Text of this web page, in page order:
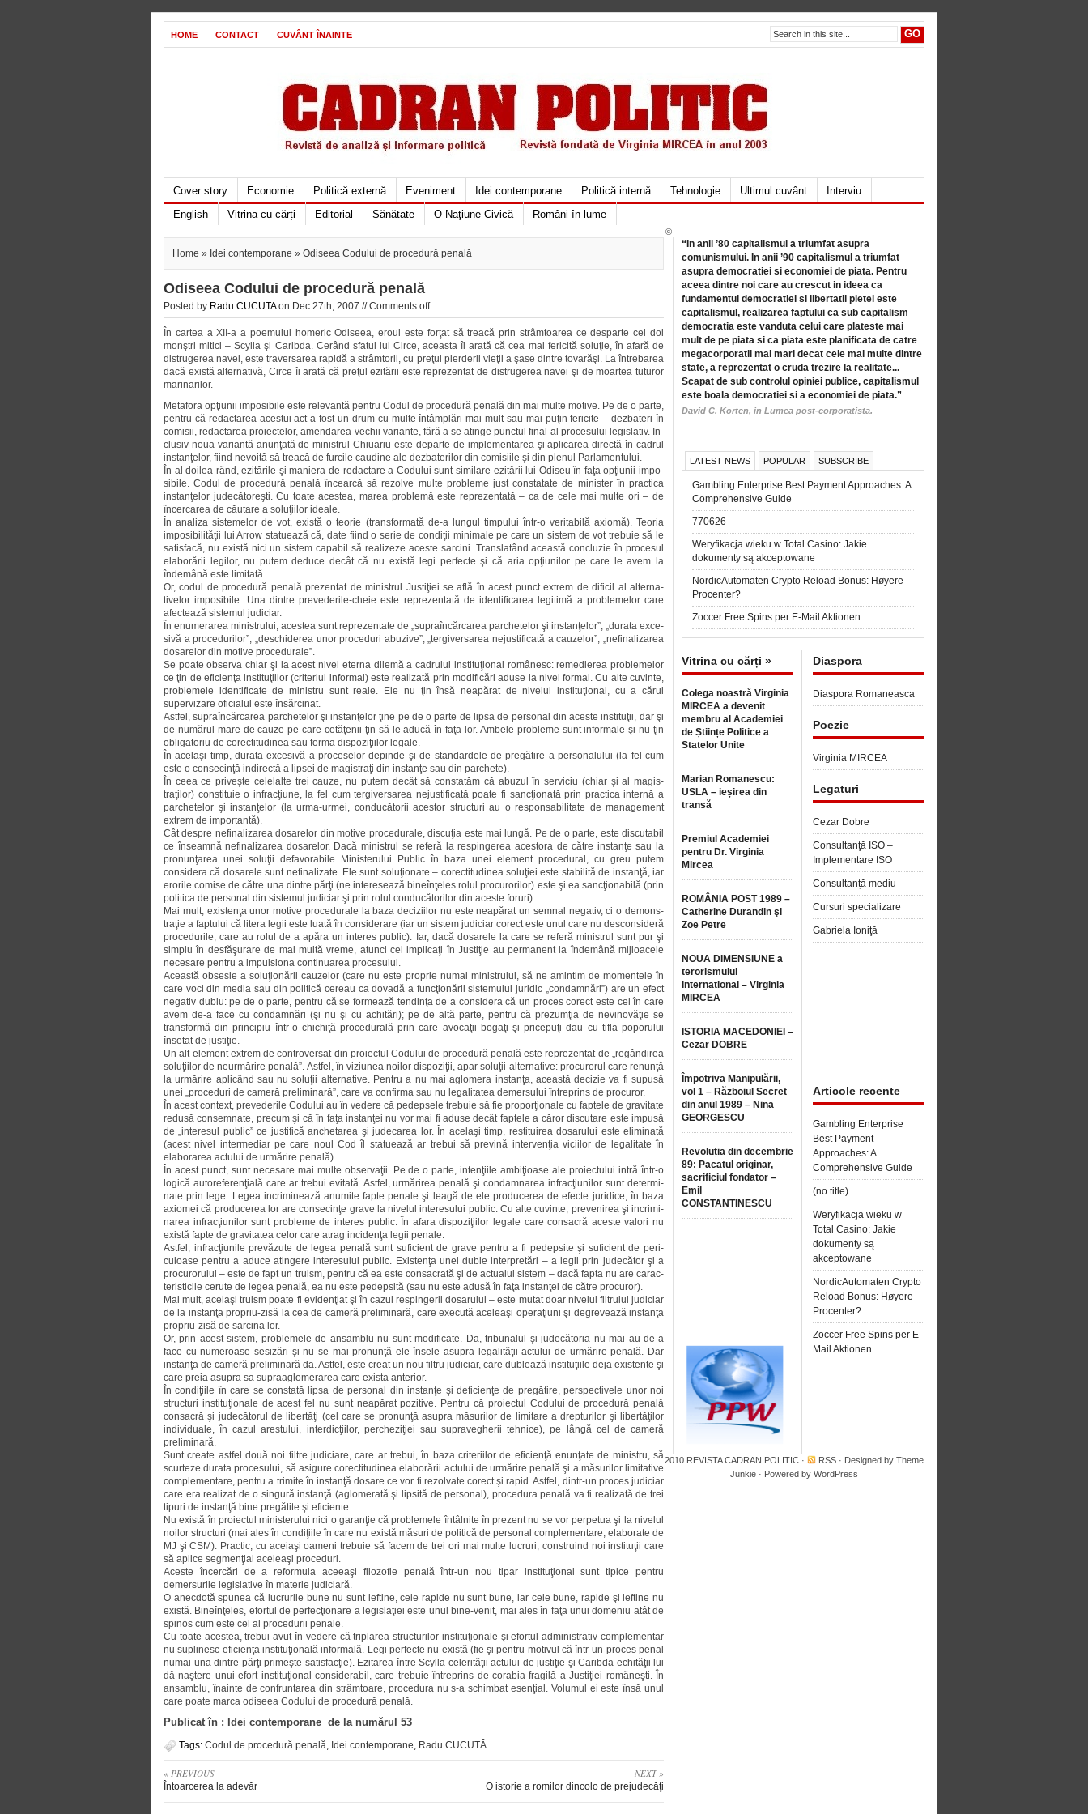
HOME CONTACT CUVÂNT ÎNAINTE
Cover story Economie Politică externă Eveniment Idei contemporane Politică internă Tehnologie Ultimul cuvânt
Interviu
English
Vitrina cu cărți Editorial Sănătate O Naţiune Civică Români în lume
Home » Idei contemporane » Odiseea Codului de procedură penală
Odiseea Codului de procedură penală
Posted by Radu CUCUTAon Dec 27th, 2007 //Comments off
În cartea a XII-a a poemului homeric Odiseea, eroul este forţat să treacă prin strâmtoarea ce desparte cei doi
monştri mitici – Scylla şi Caribda. Cerând sfatul lui Circe, aceasta îi arată că cea mai fericită soluţie, în afară de
distrugerea navei, este traversarea rapidă a strâmtorii, cu preţul pierderii vieţii a şase dintre tovarăşi. La întrebarea
dacă există alternativă, Circe îi arată că preţul ezitării este reprezentat de distrugerea navei şi de moartea tuturor
marinarilor.
Metafora opţiunii imposibile este relevantă pentru Co­dul de procedură penală din mai multe motive. Pe de o parte,
pen­tru că redactarea acestui act a fost un drum cu multe întâmplări mai mult sau mai puţin fericite – dezbateri în
co­misii, redactarea proiectelor, amen­da­rea vechii variante, fără a se atinge punc­tul final al procesului legislativ. In­
clu­siv noua variantă anunţată de mi­nis­trul Chiuariu este departe de imple­mentarea şi aplicarea directă în cadrul
instanţelor, fiind nevoită să treacă de furcile caudine ale dezbaterilor din comisiile şi din plenul Parlamentului.
În al doilea rând, ezitările şi ma­nie­ra de redactare a Codului sunt similare ezitării lui Odiseu în faţa opţiunii impo­
sibile. Codul de procedură penală încearcă să rezolve multe probleme just constatate de minister în practica
instanţelor judecătoreşti. Cu toate aces­tea, marea problemă este repre­zen­tată – ca de cele mai multe ori – de
încercarea de căutare a soluţiilor idea­le.
În analiza sistemelor de vot, există o teorie (transformată de-a lungul tim­pu­lui într-o veritabilă axiomă). Teoria
imposibilităţii lui Arrow statuează că, date fiind o serie de condiţii minimale pe care un sistem de vot trebuie să le
satisfacă, nu există nici un sistem ca­pa­bil să realizeze aceste sarcini. Trans­latând această concluzie în procesul
elaborării legilor, nu putem deduce de­cât că nu există legi perfecte şi că aria opţiunilor pe care le avem la
îndemână este limitată.
Or, codul de procedură penală pre­zentat de ministrul Justiţiei se află în acest punct extrem de dificil al alter­na­
tivelor imposibile. Una dintre preve­de­ri­le-cheie este reprezentată de identifi­ca­rea legitimă a problemelor care
afectează sistemul judiciar.
În enu­me­ra­rea ministrului, acestea sunt repre­zentate de „supraîncărcarea parchetelor şi instanţelor”; „durata exce­
sivă a procedurilor”; „deschiderea unor proceduri abuzive”; „tergiversarea nejustificată a cauzelor”; „nefina­liza­rea
dosarelor din motive procedurale”.
Se poate observa chiar şi la acest nivel eterna dilemă a cadrului institu­ţio­nal românesc: remedierea proble­me­lor
ce ţin de eficienţa instituţiilor (cri­teriul informal) este realizată prin modificări aduse la nivel formal. Cu alte cuvinte,
problemele identificate de ministru sunt reale. Ele nu ţin însă nea­părat de nivelul instituţional, cu a cărui
supervizare oficialul este însărcinat.
Astfel, supraîncărcarea parchetelor şi instanţelor ţine pe de o parte de lipsa de personal din aceste instituţii, dar şi
de numărul mare de cauze pe care cetăţenii ţin să le aducă în faţa lor. Ambele probleme sunt informale şi nu ţin
obligatoriu de corectitudinea sau for­ma dispoziţiilor legale.
În acelaşi timp, durata excesivă a proceselor depinde şi de standardele de pregătire a personalului (la fel cum
este o consecinţă indirectă a lipsei de magistraţi din instanţe sau din par­che­te).
În ceea ce priveşte celelalte trei cau­ze, nu putem decât să constatăm că abuzul în serviciu (chiar şi al magis­
traţilor) constituie o infracţiune, la fel cum tergiversarea nejustificată poate fi sancţionată prin practica internă a
parchetelor şi instanţelor (la urma-ur­mei, conducătorii acestor structuri au o responsabilitate de management
extrem de importantă).
Cât despre nefinalizarea dosarelor din motive procedurale, discuţia este mai lungă. Pe de o parte, este discu­ta­bil
ce înseamnă nefinalizarea dosa­relor. Dacă ministrul se referă la respin­­gerea acestora de către instanţe sau la
pronunţarea unei soluţii defa­vo­rabile Ministerului Public în baza unei element procedural, cu greu putem
considera că dosarele sunt nefina­liza­te. Ele sunt soluţionate – corectitu­di­nea soluţiei este stabilită de instanţă, iar
erorile comise de către una dintre părţi (ne interesează bineînţeles rolul procurorilor) este şi ea sancţionabilă (prin
politica de personal din sistemul judiciar şi prin rolul conducătorilor din aceste foruri).
Mai mult, existenţa unor motive procedurale la baza deciziilor nu este neapărat un semnal negativ, ci o de­mons­
traţie a faptului că litera legii este luată în considerare (iar un sistem judi­ciar corect este unul care nu descon­si­deră
procedurile, care au rolul de a apă­ra un interes public). Iar, dacă do­sa­rele la care se referă ministrul sunt pur şi
simplu în desfăşurare de mai mul­tă vreme, atunci cei implicaţi în Justi­ţie au permanent la îndemână mijloa­cele
necesare pentru a impul­sio­na continuarea procesului.
Această obsesie a soluţionării cauzelor (care nu este proprie numai ministrului, să ne amintim de momen­tele în
care voci din media sau din poli­tică cereau ca dovadă a funcţionării sistemului juridic „condamnări”) are un efect
negativ dublu: pe de o parte, pentru că se formează tendinţa de a considera că un proces corect este cel în care
avem de-a face cu condamnări (şi nu şi cu achitări); pe de altă parte, pentru că prezumţia de nevinovăţie se
transformă din principiu într-o chichiţă procedurală prin care avocaţii bogaţi şi pricepuţi dau cu tifla poporului
însetat de justiţie.
Un alt element extrem de contro­ver­sat din proiectul Codului de procedură penală este reprezentat de „regândirea
soluţiilor de neurmărire penală”. Astfel, în viziunea noilor dispo­ziţii, apar soluţii alternative: procurorul care renunţă
la urmărire aplicând sau nu soluţii alternative. Pentru a nu mai aglomera instanţa, această decizie va fi supusă
unei „proceduri de cameră preliminară”, care va confirma sau nu legalitatea demersului întreprins de procuror.
În acest context, prevederile Co­du­lui au în vedere că pedepsele trebuie să fie proporţionale cu faptele de gravitate
redusă consemnate, precum şi că în faţa instanţei nu vor mai fi aduse decât faptele a căror discutare este impusă
de „interesul public” ce justifică anchetarea şi judecarea lor. În acelaşi timp, restituirea dosarului este eliminată
(acest nivel intermediar pe care noul Cod îl statuează ar trebui să prevină intervenţia viciilor de legalitate în
elaborarea actului de urmărire penală).
În acest punct, sunt necesare mai multe observaţii. Pe de o parte, inten­ţi­ile ambiţioase ale proiectului intră într-o
logică autoreferenţială care ar trebui evitată. Astfel, urmărirea penală şi con­dam­narea infracţiunilor sunt deter­mi­
nate prin lege. Legea incriminează anumite fapte penale şi leagă de ele pro­ducerea de efecte juridice, în baza
axiomei că producerea lor are con­se­cinţe grave la nivelul interesului public. Cu alte cuvinte, prevenirea şi incri­mi­
narea infracţiunilor sunt probleme de interes public. În afara dispoziţiilor legale care consacră aceste valori nu
exis­tă fapte de gravitatea celor care atrag incidenţa legii penale.
Astfel, infracţiunile prevăzute de le­gea penală sunt suficient de grave pentru a fi pedepsite şi suficient de peri­
culoase pentru a aduce atingere interesului public. Existenţa unei duble interpretări – a legii prin judecător şi a
pro­curorului – este de fapt un truism, pen­tru că ea este consacrată şi de actualul sistem – dacă fapta nu are carac­
teristicile cerute de legea penală, ea nu este pedepsită (sau nu este adusă în faţa instanţei de către procuror).
Mai mult, acelaşi truism poate fi evi­denţiat şi în cazul respingerii dosa­ru­lui – este mutat doar nivelul filtru­lui judiciar
de la instanţa propriu-zisă la cea de cameră preliminară, care execută aceleaşi operaţiuni şi degre­vează instanţa
propriu-zisă de sarcina lor.
Or, prin acest sistem, problemele de ansamblu nu sunt modificate. Da, tribunalul şi judecătoria nu mai au de-a
face cu numeroase sesizări şi nu se mai pronunţă ele însele asupra lega­lităţii actului de urmărire penală. Dar
instanţa de cameră preliminară da. Astfel, este creat un nou filtru judiciar, care dublează instituţiile deja existente şi
care preia asupra sa supraa­glo­me­rarea care exista anterior.
În condiţiile în care se constată lipsa de personal din instanţe şi deficienţe de pregătire, perspectivele unor noi
structuri instituţionale de acest fel nu sunt neapărat pozitive. Pen­tru că proiectul Codului de proce­dură penală
consacră şi judecătorul de libertăţi (cel care se pronunţă asupra măsurilor de limitare a drepturilor şi libertăţilor
individuale, în cazul ares­tu­lui, interdicţiilor, percheziţiei sau supra­ve­gherii tehnice), pe lângă cel de ca­meră
preliminară.
Sunt create astfel două noi filtre judiciare, care ar trebui, în baza crite­ri­ilor de eficienţă enunţate de ministru, să
scurteze durata procesului, să asi­gu­re corectitudinea elaborării actului de urmărire penală şi a măsurilor limi­tative
complementare, pentru a tri­mite în instanţă dosare ce vor fi rezolvate corect şi rapid. Astfel, dintr-un proces judiciar
care era realizat de o singură instanţă (aglomerată şi lipsită de personal), procedura penală va fi realizată de trei
tipuri de instanţă bine pregătite şi eficiente.
Nu există în proiectul ministerului nici o garanţie că problemele întâlnite în prezent nu se vor perpetua şi la nivelul
noilor structuri (mai ales în condiţiile în care nu există măsuri de politică de personal complementare, elaborate de
MJ şi CSM). Practic, cu aceiaşi oameni trebuie să facem de trei ori mai multe lucruri, construind noi instituţii care
să aplice segmenţial aceleaşi proceduri.
Aceste încercări de a reformula aceeaşi filozofie penală într-un nou tipar instituţional sunt tipice pentru
demersurile legislative în materie judiciară.
O anecdotă spunea că lucrurile bune nu sunt ieftine, cele rapide nu sunt bune, iar cele bune, rapide şi ief­tine nu
există. Bineînţeles, efortul de perfecţionare a legislaţiei este unul bine-venit, mai ales în faţa unui domeniu atât de
spinos cum este cel al procedurii penale.
Cu toate acestea, trebui avut în vedere că triplarea structurilor institu­ţio­nale şi efortul administrativ comple­men­tar
nu suplinesc eficienţa insti­tu­ţio­nală informală. Legi perfecte nu exis­tă (fie şi pentru motivul că într-un proces penal
numai una dintre părţi primeşte satisfacţie). Ezitarea între Scylla celerităţii actului de justiţie şi Caribda echităţii lui
dă naştere unui efort instituţional considerabil, care trebuie întreprins de corabia fragilă a Justiţiei româneşti. În
ansamblu, înain­te de confruntarea din strâm­toa­re, procedura nu s-a schimbat esenţial. Volumul ei este însă unul
care poate marca odiseea Codului de procedură penală.
Publicat în : Idei contemporane de la numărul 53
Tags: Co­dul de procedură penală, Idei contemporane, Radu CUCUTĂ
« PREVIOUS
Întoarcerea la adevăr
NEXT »
O istorie a romilor dincolo de prejudecăţi
“In anii ’80 capitalismul a triumfat asupra
comunismului. In anii ’90 capitalismul a triumfat
asupra democratiei si economiei de piata. Pentru
aceea dintre noi care au crescut in ideea ca
fundamentul democratiei si libertatii pietei este
capitalismul, realizarea faptului ca sub capitalism
democratia este vanduta celui care plateste mai
mult de pe piata si ca piata este planificata de catre
megacorporatii mai mari decat cele mai multe dintre
state, a reprezentat o cruda trezire la realitate...
Scapat de sub controlul opiniei publice, capitalismul
este boala democratiei si a economiei de piata.”
David C. Korten, in Lumea post-corporatista.
LATEST NEWS POPULAR SUBSCRIBE
Gambling Enterprise Best Payment Approaches: A
Comprehensive Guide
770626
Weryfikacja wieku w Total Casino: Jakie
dokumenty są akceptowane
NordicAutomaten Crypto Reload Bonus: Høyere
Procenter?
Zoccer Free Spins per E-Mail Aktionen
Vitrina cu cărți »
Colega noastră Virginia
MIRCEA a devenit
membru al Academiei
de Științe Politice a
Statelor Unite
Marian Romanescu:
USLA – ieșirea din
transă
Premiul Academiei
pentru Dr. Virginia
Mircea
ROMÂNIA POST 1989 –
Catherine Durandin şi
Zoe Petre
NOUA DIMENSIUNE a
terorismului
international – Virginia
MIRCEA
ISTORIA MACEDONIEI –
Cezar DOBRE
Împotriva Manipulării,
vol 1 – Războiul Secret
din anul 1989 – Nina
GEORGESCU
Revoluția din decembrie
89: Pacatul originar,
sacrificiul fondator –
Emil
CONSTANTINESCU
Diaspora
Diaspora Romaneasca
Poezie
Virginia MIRCEA
Legaturi
Cezar Dobre
Consultanţă ISO –
Implementare ISO
Consultanță mediu
Cursuri specializare
Gabriela Ioniţă
Articole recente
Gambling Enterprise
Best Payment
Approaches: A
Comprehensive Guide
(no title)
Weryfikacja wieku w
Total Casino: Jakie
dokumenty są
akceptowane
NordicAutomaten Crypto
Reload Bonus: Høyere
Procenter?
Zoccer Free Spins per E-
Mail Aktionen
©
2010 REVISTA CADRAN POLITIC · RSS · Designed by Theme
Junkie · Powered by WordPress